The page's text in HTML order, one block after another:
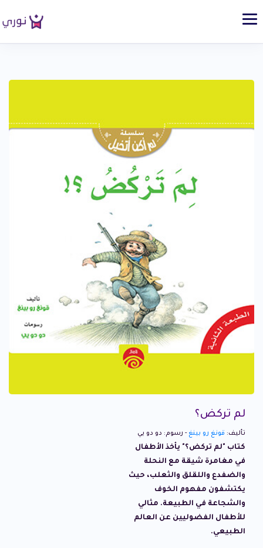
لم تركض؟
تأليف: قونغ رو بينغ - رسوم: دو دو يي
كتاب "لم تركض؟" يأخذ الأطفال
في مغامرة شيقة مع النحلة
والضفدع واللقلق والثعلب، حيث
يكتشفون مفهوم الخوف
والشجاعة في الطبيعة. مثالي
للأطفال الفضوليين عن العالم
الطبيعي.